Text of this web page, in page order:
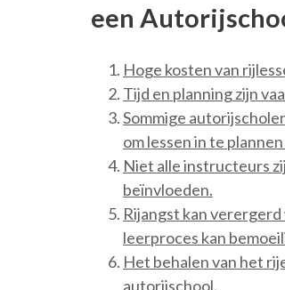
een
Hoge kosten van
Tijd en planning zijn
Sommige
om lessen in te
Niet alle instructeurs
beïnvloeden.
Rijangst kan
leerproces kan
Het behalen van het
autorijschool.